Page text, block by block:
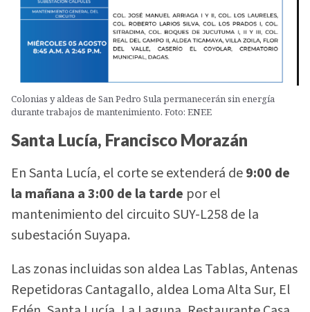
Colonias y aldeas de San Pedro Sula permanecerán sin energía
durante trabajos de mantenimiento. Foto: ENEE
Santa Lucía, Francisco Morazán
En Santa Lucía, el corte se extenderá de9:00 de
la mañana a 3:00 de la tarde por el
mantenimiento del circuito SUY-L258 de la
subestación Suyapa.
Las zonas incluidas son aldea Las Tablas, Antenas
Repetidoras Cantagallo, aldea Loma Alta Sur, El